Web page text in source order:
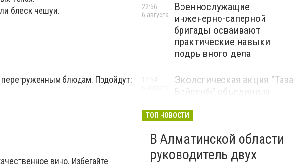
блеск чешуи.
блюдам. Подойдут:
вино. Избегайте
Военнослужащие
инженерно-саперной
бригады осваивают
практические навыки
подрывного дела
22:56
6 августа
Экологическая акция "Таза
Бейсенбі" объединила
Алматинской области
ТОП НОВОСТИ
В Алматинской области
руководитель двух